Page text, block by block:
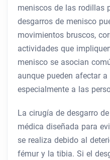
meniscos de las rodillas
desgarros de menisco
movimientos bruscos,
actividades que
menisco se asocian
aunque pueden afectar
especialmente a las
La cirugía de desgarro
médica diseñada para
se realiza debido al
fémur y la tibia. Si el